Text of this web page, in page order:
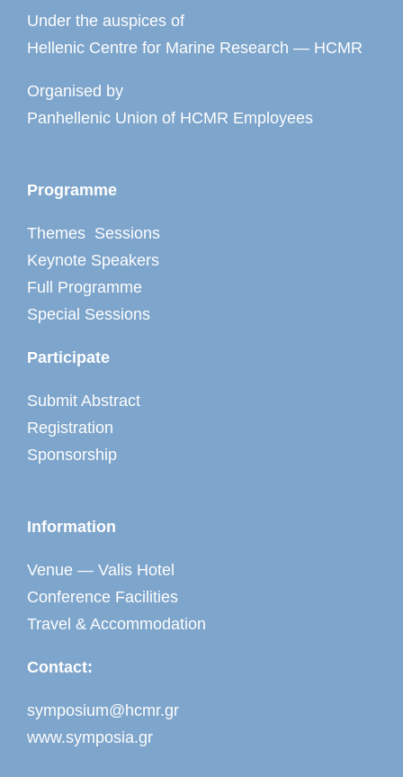
Under the auspices of
Hellenic Centre for Marine Research — HCMR
Organised by
Panhellenic Union of HCMR Employees
Programme
Themes Sessions
Keynote Speakers
Full Programme
Special Sessions
Participate
Submit Abstract
Registration
Sponsorship
Information
Venue — Valis Hotel
Conference Facilities
Travel & Accommodation
Contact:
symposium@hcmr.gr
www.symposia.gr